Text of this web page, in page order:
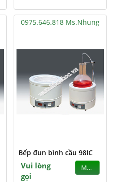
0975.646.818 Ms.Nhung
Bếp đun bình cầu 98IC
Vui lòng
gọi
MUA